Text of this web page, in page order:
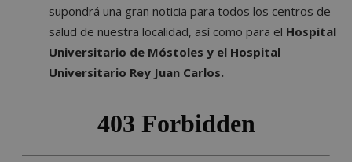
supondrá una gran noticia para todos los centros de
salud de nuestra localidad, así como para el Hospital
Universitario de Móstoles y el Hospital
Universitario Rey Juan Carlos.